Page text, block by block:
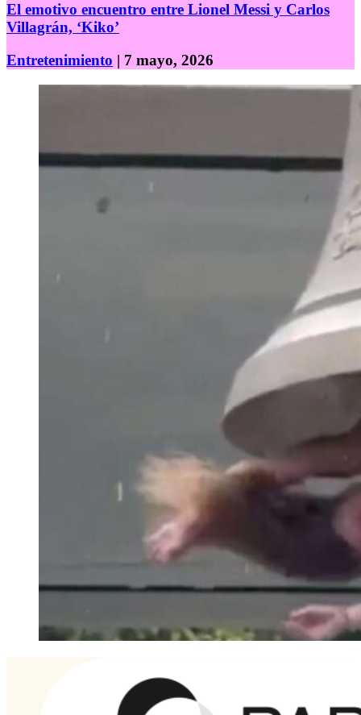
El emotivo encuentro entre Lionel Messi y Carlos
Villagrán, ‘Kiko’
Entretenimiento | 7 mayo, 2026